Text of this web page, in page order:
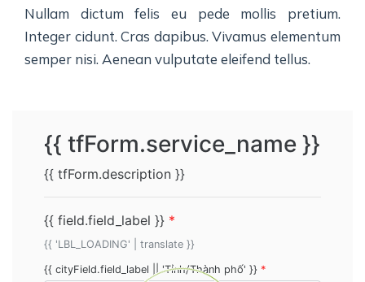
Nullam dictum felis eu pede mollis pretium.
Integer cidunt. Cras dapibus. Vivamus elementum
semper nisi. Aenean vulputate eleifend tellus.